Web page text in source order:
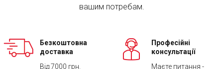
вашим потребам.
Безкоштовна
доставка
Від 7000 грн.
Професійні
консультації
Маєте питання -